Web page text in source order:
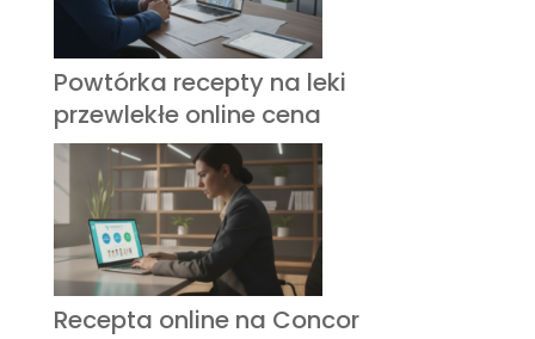
Powtórka recepty na leki
przewlekłe online cena
Recepta online na Concor